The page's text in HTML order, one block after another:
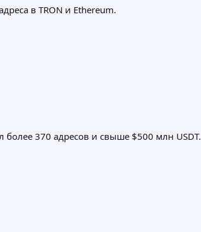
в TRON и Ethereum.
более 370 адресов и свыше $500 млн USDT.